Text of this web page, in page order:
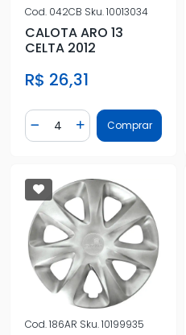
Cod. 042CB Sku.10013034
CALOTA ARO 13
CELTA 2012
R$ 26,31
Diminuir Quantidade
Quantidade
Adicionar Quantidade
Comprar
Cod.186AR Sku.10199935